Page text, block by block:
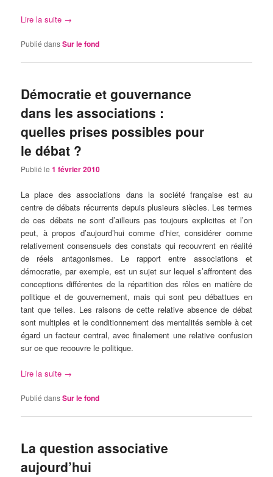
Lire la suite →
Publié dansSur le fond
Démocratie et gouvernance
dans les associations :
quelles prises possibles pour
le débat ?
Publié le1 février 2010
La place des associations dans la société française est au
centre de débats récurrents depuis plusieurs siècles. Les termes
de ces débats ne sont d’ailleurs pas toujours explicites et l’on
peut, à propos d’aujourd’hui comme d’hier, considérer comme
relativement consensuels des constats qui recouvrent en réalité
de réels antagonismes. Le rapport entre associations et
démocratie, par exemple, est un sujet sur lequel s’affrontent des
conceptions différentes de la répartition des rôles en matière de
politique et de gouvernement, mais qui sont peu débattues en
tant que telles. Les raisons de cette relative absence de débat
sont multiples et le conditionnement des mentalités semble à cet
égard un facteur central, avec finalement une relative confusion
sur ce que recouvre le politique.
Lire la suite →
Publié dansSur le fond
La question associative
aujourd’hui